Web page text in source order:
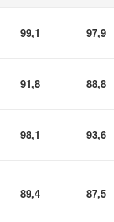
99,1 97,9
91,8 88,8
98,1 93,6
89,4 87,5